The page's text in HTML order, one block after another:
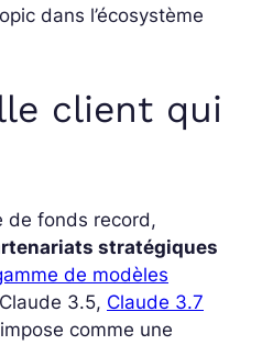
dans l’écosystème
client qui
de fonds record,
stratégiques
de modèles
3.5, Claude 3.7
comme une